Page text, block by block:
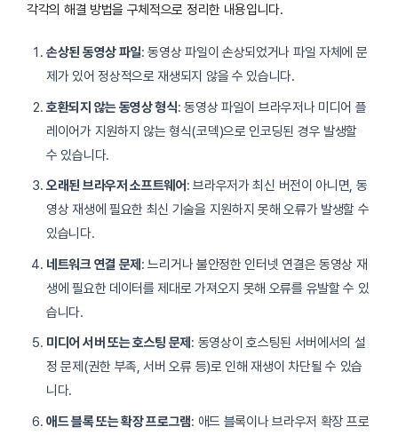
각각의 해결 방법을 구체적으로 정리한 내용입니다.
손상된 동영상 파일: 동영상 파일이 손상되었거나 파일 자체에 문
제가 있어 정상적으로 재생되지 않을 수 있습니다.
호환되지 않는 동영상 형식: 동영상 파일이 브라우저나 미디어 플
레이어가 지원하지 않는 형식(코덱)으로 인코딩된 경우 발생할
수 있습니다.
오래된 브라우저 소프트웨어: 브라우저가 최신 버전이 아니면, 동
영상 재생에 필요한 최신 기술을 지원하지 못해 오류가 발생할 수
있습니다.
네트워크 연결 문제 : 느리거나 불안정한 인터넷 연결은 동영상 재
생에 필요한 데이터를 제대로 가져오지 못해 오류를 유발할 수 있
습니다.
미디어 서버 또는 호스팅 문제 : 동영상이 호스팅된 서버에서의 설
정 문제(권한 부족, 서버 오류 등)로 인해 재생이 차단될 수 있습
니다.
애드 블록 또는 확장 프로그램: 애드 블록이나 브라우저 확장 프로